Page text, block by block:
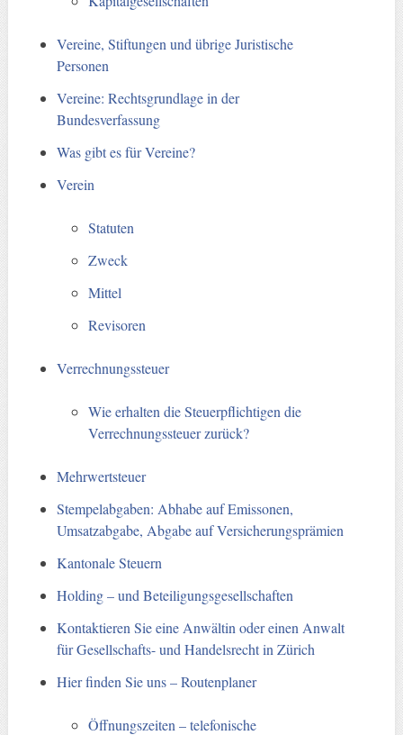
Vereine, Stiftungen und übrige Juristische
Personen
Vereine: Rechtsgrundlage in der
Bundesverfassung
Was gibt es für Vereine?
Verein
Statuten
Zweck
Mittel
Revisoren
Verrechnungssteuer
Wie erhalten die Steuerpflichtigen die
Verrechnungssteuer zurück?
Mehrwertsteuer
Stempelabgaben: Abhabe auf Emissonen,
Umsatzabgabe, Abgabe auf Versicherungsprämien
Kantonale Steuern
Holding – und Beteiligungsgesellschaften
Kontaktieren Sie eine Anwältin oder einen Anwalt
für Gesellschafts- und Handelsrecht in Zürich
Hier finden Sie uns – Routenplaner
Öffnungszeiten – telefonische